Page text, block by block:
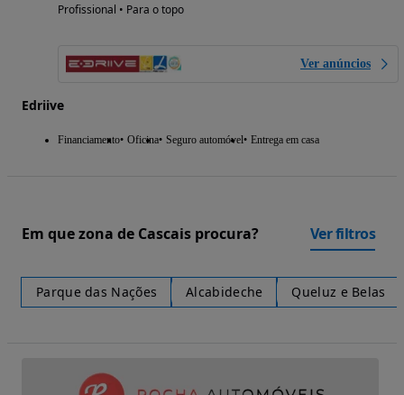
Profissional • Para o topo
Ver anúncios
Edriive
Financiamento Oficina Seguro automóvel Entrega em casa
Em que zona de Cascais procura? Ver filtros
Parque das Nações Alcabideche Queluz e Belas